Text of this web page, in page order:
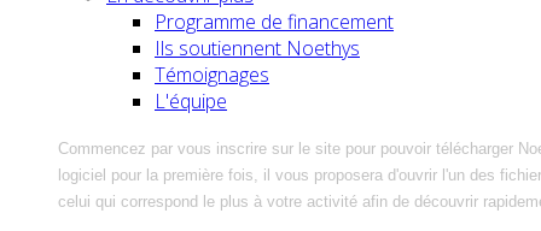
Programme de financement
Ils soutiennent Noethys
Témoignages
L'équipe
Commencez par vous inscrire sur le site pour pouvoir télécharger
logiciel pour la première fois, il vous proposera d'ouvrir l'un des
celui qui correspond le plus à votre activité afin de découvrir